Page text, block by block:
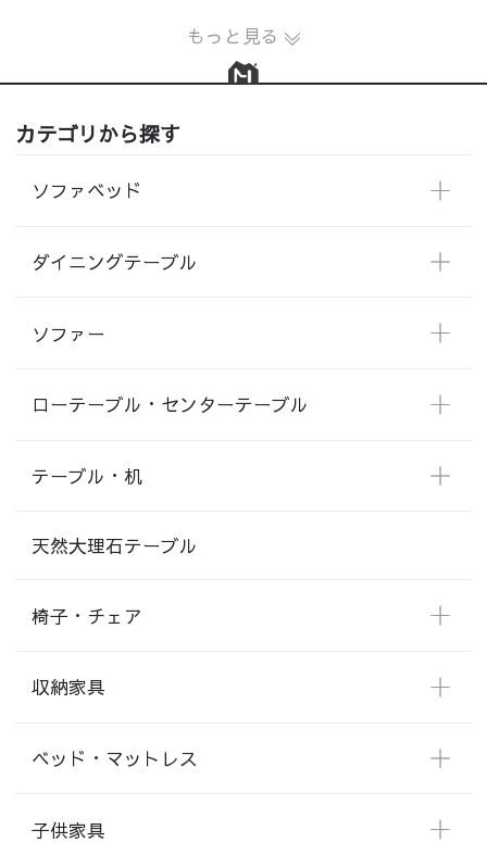
もっと見る
カテゴリから探す
ソファベッド
ダイニングテーブル
ソファー
ローテーブル・センターテーブル
テーブル・机
天然大理石テーブル
椅子・チェア
収納家具
ベッド・マットレス
子供家具